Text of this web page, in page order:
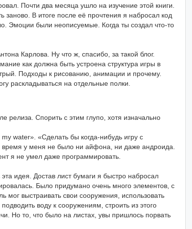
Почти два месяца ушло на изучение этой книги.
заново. В итоге после её прочтения я набросал код
Эмоции были неописуемые. Когда ты создал что-то
Карлова. Ну что ж, спасибо, за такой блог.
как должна быть устроена структура игры в
Подходы к рисованию, анимации и прочему.
раскладываться на отдельные полки.
релиза. Спорить с этим глупо, хотя изначально
water». «Сделать бы когда-нибудь игру с
у меня не было ни айфона, ни даже андроида.
я не умел даже программировать.
идея. Достав лист бумаги я быстро набросал
Было придумано очень много элементов, с
мог выстраивать свои сооружения, использовать
воду к сооружениям, строить из этого
Но то, что было на листах, увы пришлось порвать